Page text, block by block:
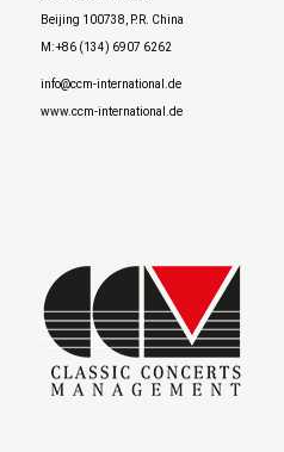
Beijing 100738, P.R. China
M: +86 (134) 6907 6262
info@ccm-international.de
www.ccm-international.de